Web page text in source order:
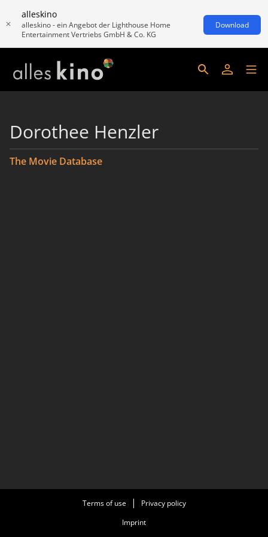
alleskino
alleskino - ein Angebot der Lighthouse Home
Entertainment Vertriebs GmbH & Co. KG
Download
Dorothee Henzler
The Movie Database
Terms of use
Privacy policy
Imprint